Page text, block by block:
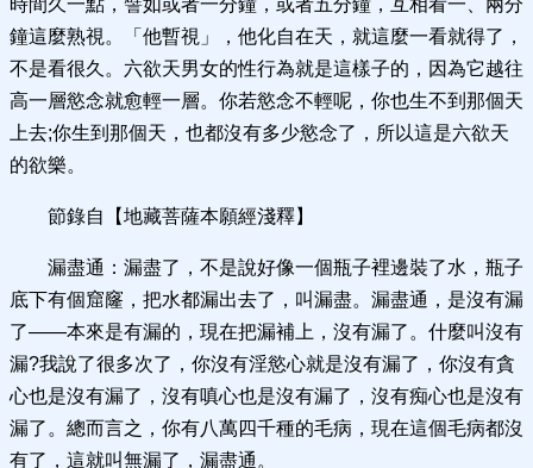
時間久一點，譬如或者一分鐘，或者五分鐘，互相看一、兩分
鐘這麼熟視。「他暫視」，他化自在天，就這麼一看就得了，
不是看很久。六欲天男女的性行為就是這樣子的，因為它越往
高一層慾念就愈輕一層。你若慾念不輕呢，你也生不到那個天
上去;你生到那個天，也都沒有多少慾念了，所以這是六欲天
的欲樂。
節錄自【地藏菩薩本願經淺釋】
漏盡通：漏盡了，不是說好像一個瓶子裡邊裝了水，瓶子
底下有個窟窿，把水都漏出去了，叫漏盡。漏盡通，是沒有漏
了——本來是有漏的，現在把漏補上，沒有漏了。什麼叫沒有
漏?我說了很多次了，你沒有淫慾心就是沒有漏了，你沒有貪
心也是沒有漏了，沒有嗔心也是沒有漏了，沒有痴心也是沒有
漏了。總而言之，你有八萬四千種的毛病，現在這個毛病都沒
有了，這就叫無漏了，漏盡通。